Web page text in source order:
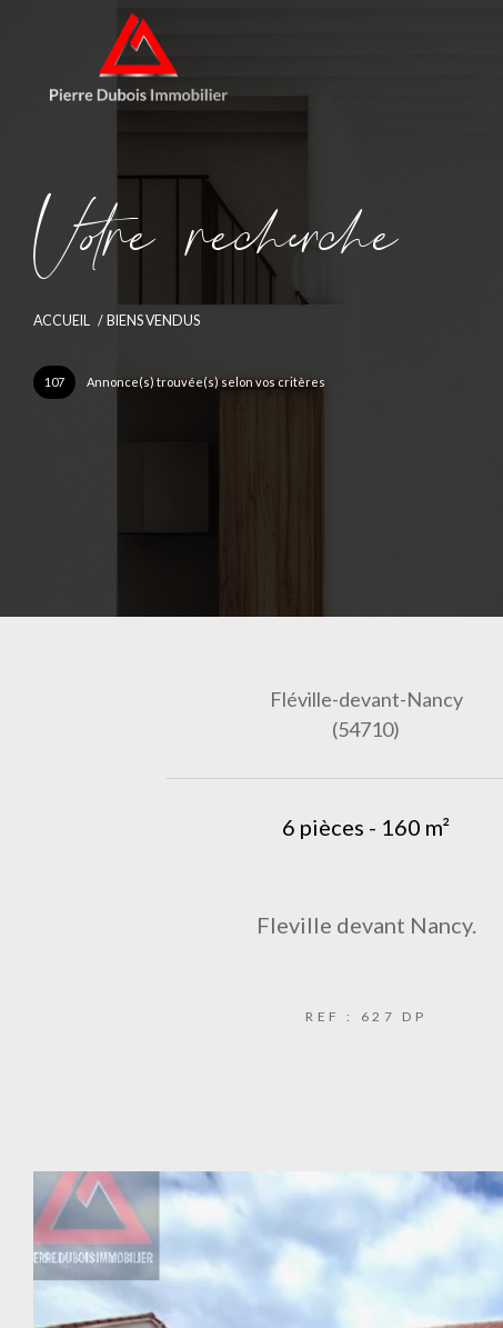
Vore recece
ACCUEIL BIENS VENDUS
107 Annonce(s) trouvée(s) selon vos critères
Fléville-devant-Nancy
(54710)
6 pièces - 160 m²
Fleville devant Nancy.
REF : 627 DP